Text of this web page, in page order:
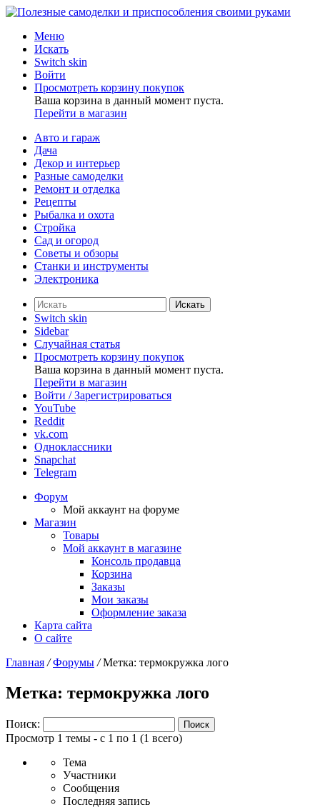
Меню
Искать
Switch skin
Войти
Просмотреть корзину покупок
Ваша корзина в данный момент пуста.
Перейти в магазин
Авто и гараж
Дача
Декор и интерьер
Разные самоделки
Ремонт и отделка
Рецепты
Рыбалка и охота
Стройка
Сад и огород
Советы и обзоры
Станки и инструменты
Электроника
Искать
Switch skin
Sidebar
Случайная статья
Просмотреть корзину покупок
Ваша корзина в данный момент пуста.
Перейти в магазин
Войти / Зарегистрироваться
YouTube
Reddit
vk.com
Одноклассники
Snapchat
Telegram
Форум
Мой аккаунт на форуме
Магазин
Товары
Мой аккаунт в магазине
Консоль продавца
Корзина
Заказы
Мои заказы
Оформление заказа
Карта сайта
О сайте
Главная / Форумы / Метка: термокружка лого
Метка: термокружка лого
Поиск:
Просмотр 1 темы - с 1 по 1 (1 всего)
Тема
Участники
Сообщения
Последняя запись